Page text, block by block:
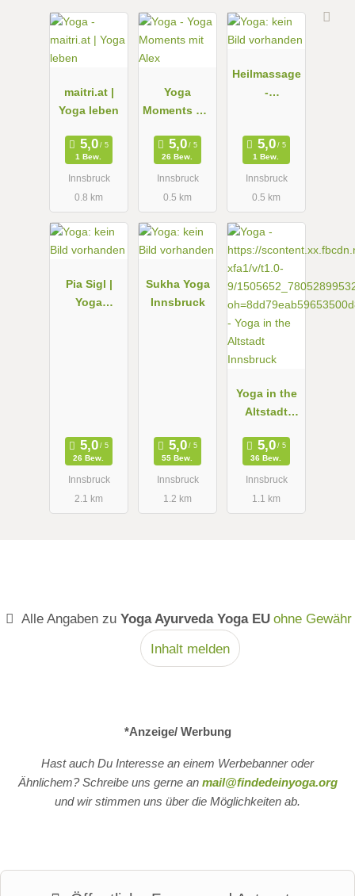
maitri.at |
Yoga leben
1 Bew.
Innsbruck
0.8 km
Yoga
Moments mit
26 Bew.
Innsbruck
0.5 km
Heilmassage
-
tung-
Ganzheitlich
e
Frauenheilk
1 Bew.
Innsbruck
0.5 km
Pia Sigl |
Yoga
26 Bew.
Innsbruck
2.1 km
Sukha Yoga
Innsbruck
55 Bew.
Innsbruck
1.2 km
Yoga in the
Altstadt
36 Bew.
Innsbruck
1.1 km
Alle Angaben zu Yoga Ayurveda Yoga EU ohne Gewähr
Inhalt melden
*Anzeige/ Werbung
Hast auch Du Interesse an einem Werbebanner oder
Ähnlichem? Schreibe uns gerne an mail@findedeinyoga.org
und wir stimmen uns über die Möglichkeiten ab.